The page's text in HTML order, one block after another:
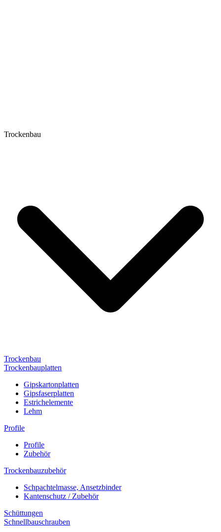
Trockenbau
Trockenbau
Trockenbauplatten
Gipskartonplatten
Gipsfaserplatten
Estrichelemente
Lehm
Profile
Profile
Zubehör
Trockenbauzubehör
Schpachtelmasse, Ansetzbinder
Kantenschutz / Zubehör
Schüttungen
Schnellbauschrauben